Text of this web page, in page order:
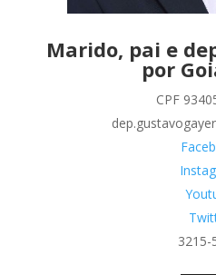
Marido, pai e
por
CPF
3215-